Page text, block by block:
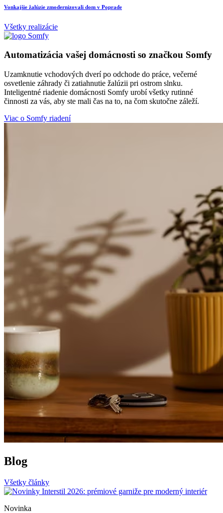
Vonkajšie žalúzie zmodernizovali dom v Poprade
Všetky realizácie
Automatizácia vašej domácnosti so značkou Somfy
Uzamknutie vchodových dverí po odchode do práce, večerné
osvetlenie záhrady či zatiahnutie žalúzii pri ostrom slnku.
Inteligentné riadenie domácnosti Somfy urobí všetky rutinné
činnosti za vás, aby ste mali čas na to, na čom skutočne záleží.
Viac o Somfy riadení
Blog
Všetky články
Novinka